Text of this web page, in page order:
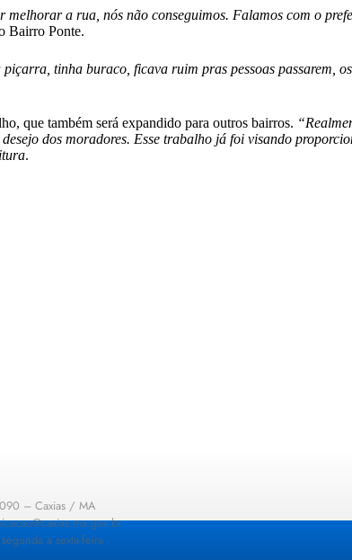
a rua, nós não conseguimos. Falamos com o
Bairro Ponte.
tinha buraco, ficava ruim pras pessoas passarem,
que também será expandido para outros bairros.
dos moradores. Esse trabalho já foi visando
.
– Caxias / MA
a sexta-feira